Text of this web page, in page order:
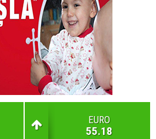
EURO
55.18